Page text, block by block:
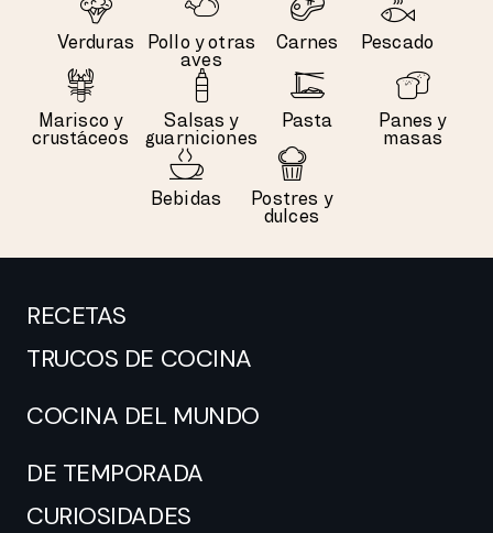
Verduras
Pollo y otras
aves
Carnes Pescado
Marisco y
crustáceos
Salsas y
guarniciones
Pasta
Panes y
masas
Bebidas
Postres y
dulces
RECETAS
TRUCOS DE COCINA
COCINA DEL MUNDO
DE TEMPORADA
CURIOSIDADES